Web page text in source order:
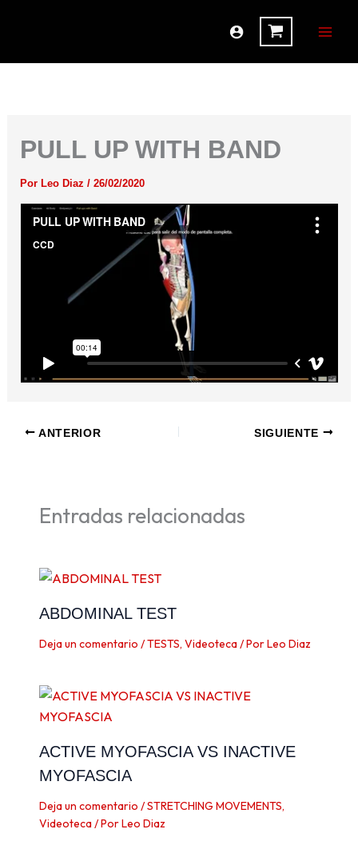
PULL UP WITH BAND
Por Leo Diaz / 26/02/2020
ANTERIOR SIGUIENTE
Entradas relacionadas
ABDOMINAL TEST
Deja un comentario /TESTS, Videoteca/ PorLeo Diaz
ACTIVE MYOFASCIA VS INACTIVE
MYOFASCIA
Deja un comentario /STRETCHING MOVEMENTS,
Videoteca/ PorLeo Diaz